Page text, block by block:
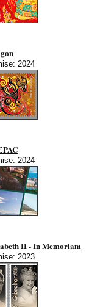
2024
2024
II - In Memoriam
2023